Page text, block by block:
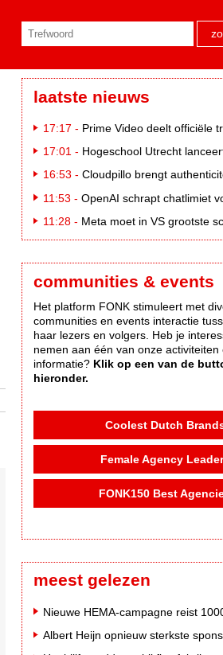
laatste nieuws
17:17 - Prime Video deelt officiële trailer van
17:01 - Hogeschool Utrecht lanceert Beyond Campus binnen
16:53 - Cloudpillo brengt authenticiteit van
11:53 - OpenAI schrapt chatlimiet voor gratis
11:28 - Meta moet in VS grootste schadevergoeding ooit
communities & events
Het platform FONK stimuleert met
communities en events interactie
haar lezers en volgers. Heb je
nemen aan één van onze activiteiten
informatie? Klik op een van de
hieronder.
Coolest Dutch
Female Agency
FONK150 Best
meest gelezen